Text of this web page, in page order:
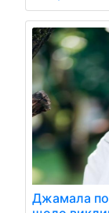
Джамала